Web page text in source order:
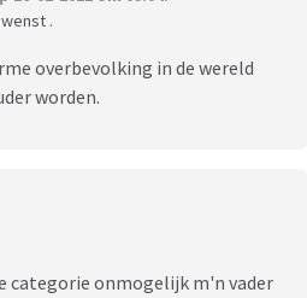
.
overbevolking in de wereld
worden.
categorie onmogelijk m'n vader